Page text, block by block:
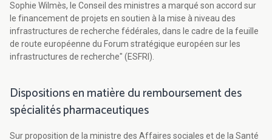
Sophie Wilmès, le Conseil des ministres a marqué son accord sur
le financement de projets en soutien à la mise à niveau des
infrastructures de recherche fédérales, dans le cadre de la feuille
de route européenne du Forum stratégique européen sur les
infrastructures de recherche" (ESFRI).
Dispositions en matière du remboursement des
spécialités pharmaceutiques
Sur proposition de la ministre des Affaires sociales et de la Santé